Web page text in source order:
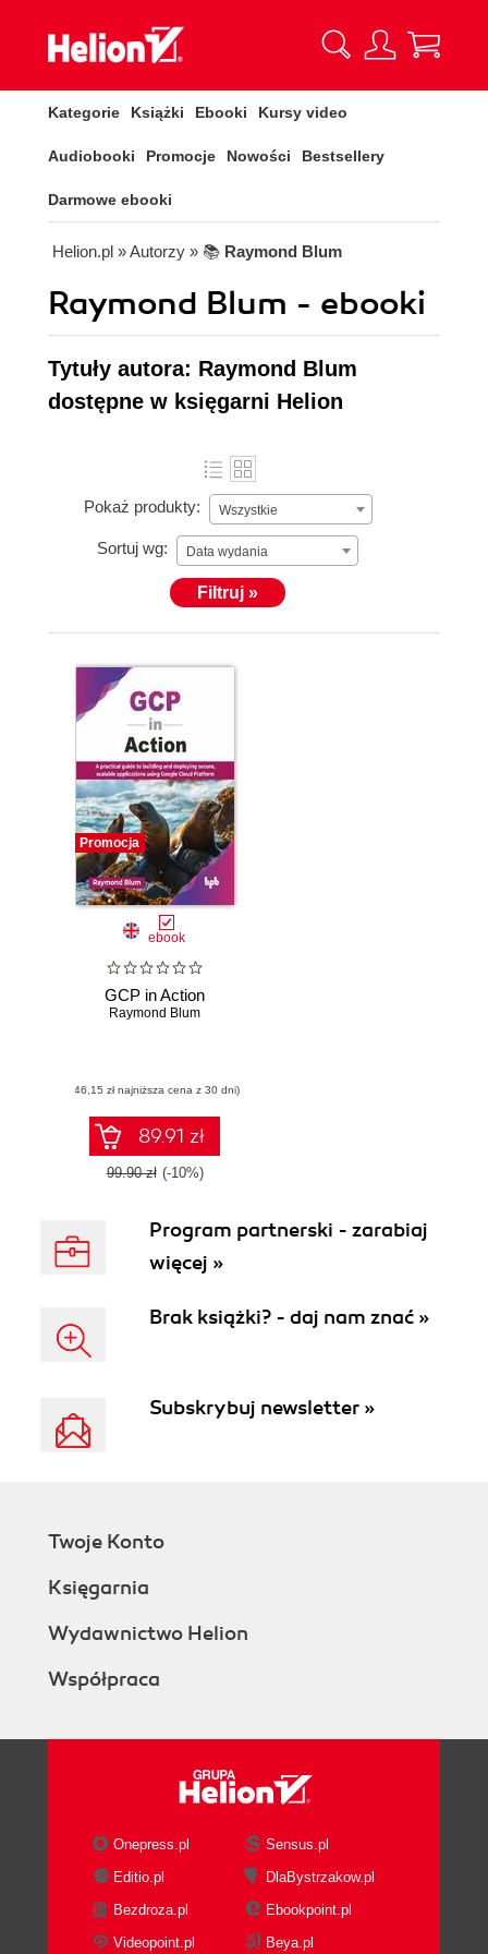
Kategorie Książki Ebooki Kursy video
Audiobooki Promocje Nowości Bestsellery
Darmowe ebooki
Helion.pl » Autorzy » 📚 Raymond Blum
Raymond Blum - ebooki
Tytuły autora: Raymond Blum
dostępne w księgarni Helion
Pokaż produkty: Wszystkie
Sortuj wg: Data wydania
Filtruj »
Promocja
ebook
GCP in Action
Raymond Blum
(46,15 zł najniższa cena z 30 dni)
89.91 zł
99.90 zł (-10%)
Program partnerski - zarabiaj
więcej »
Brak książki? - daj nam znać »
Subskrybuj newsletter »
Twoje Konto
Księgarnia
Wydawnictwo Helion
Współpraca
Onepress.pl
Sensus.pl
Editio.pl
DlaBystrzakow.pl
Bezdroza.pl
Ebookpoint.pl
Videopoint.pl
Beya.pl